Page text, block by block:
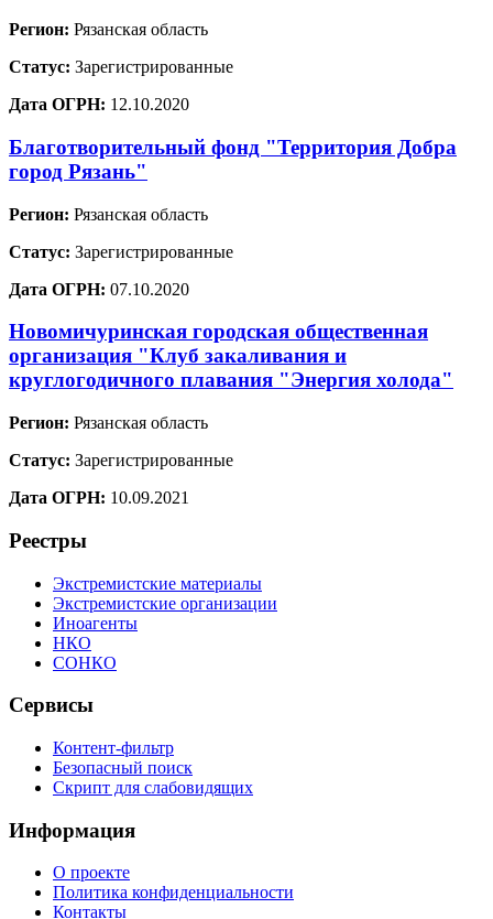
Регион: Рязанская область
Статус: Зарегистрированные
Дата ОГРН: 12.10.2020
Благотворительный фонд "Территория Добра
город Рязань"
Регион: Рязанская область
Статус: Зарегистрированные
Дата ОГРН: 07.10.2020
Новомичуринская городская общественная
организация "Клуб закаливания и
круглогодичного плавания "Энергия холода"
Регион: Рязанская область
Статус: Зарегистрированные
Дата ОГРН: 10.09.2021
Реестры
Экстремистские материалы
Экстремистские организации
Иноагенты
НКО
СОНКО
Сервисы
Контент-фильтр
Безопасный поиск
Скрипт для слабовидящих
Информация
О проекте
Политика конфиденциальности
Контакты